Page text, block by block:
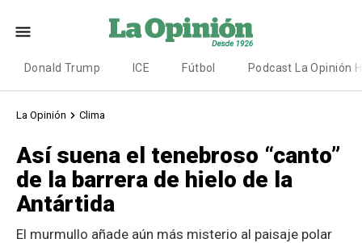
Donald Trump ICE Fútbol Podcast La Opinión
La Opinión Clima
Así suena el tenebroso “canto”
de la barrera de hielo de la
Antártida
El murmullo añade aún más misterio al paisaje polar